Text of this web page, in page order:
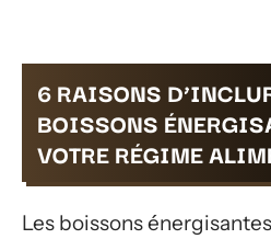
6 RAISONS
BOISSONS
VOTRE RÉGIME
Les boissons